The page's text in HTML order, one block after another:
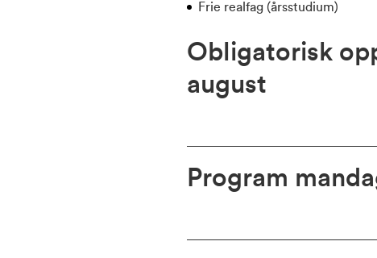
Frie realfag (årsstudium)
Obligatorisk
august
Program